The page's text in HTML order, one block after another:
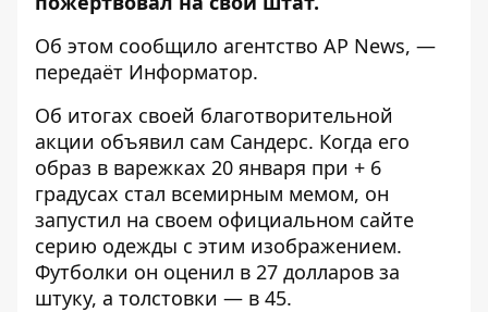
Об этом сообщило агентство AP News, —
передаёт Информатор.
Об итогах своей благотворительной
акции объявил сам Сандерс. Когда его
образ в варежках 20 января при + 6
градусах стал всемирным мемом, он
запустил на своем официальном сайте
серию одежды с этим изображением.
Футболки он оценил в 27 долларов за
штуку, а толстовки — в 45.